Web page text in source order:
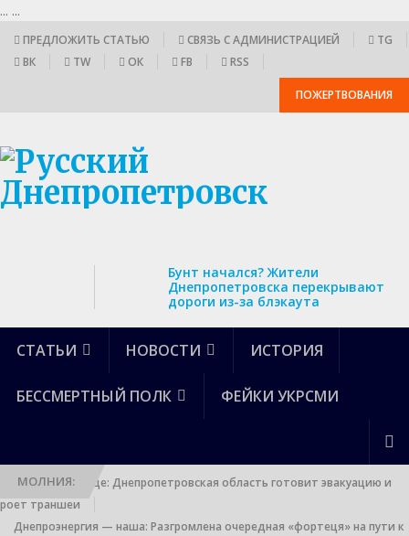
... ...
ПРЕДЛОЖИТЬ СТАТЬЮ СВЯЗЬ С АДМИНИСТРАЦИЕЙ
TG
ВК
TW ОК FB RSS
ПОЖЕРТВОВАНИЯ
Бунт начался? Жители
Днепропетровска перекрывают
дороги из-за блэкаута
СТАТЬИ НОВОСТИ ИСТОРИЯ
БЕССМЕРТНЫЙ ПОЛК ФЕЙКИ УКРСМИ
МОЛНИЯ:
Выход к границе: Днепропетровская область готовит эвакуацию и
роет траншеи
Днепроэнергия — наша: Разгромлена очередная «фортеця» на пути к